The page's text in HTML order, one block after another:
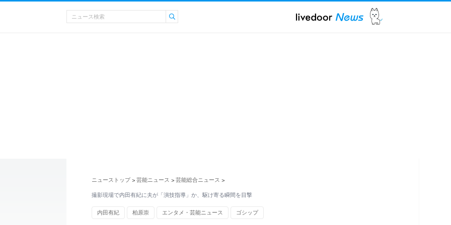
ニューストップ > 芸能ニュース > 芸能総合ニュース >
撮影現場で内田有紀に夫が「演技指導」か、駆け寄る瞬間を目撃
内田有紀 柏原崇 エンタメ・芸能ニュース ゴシップ